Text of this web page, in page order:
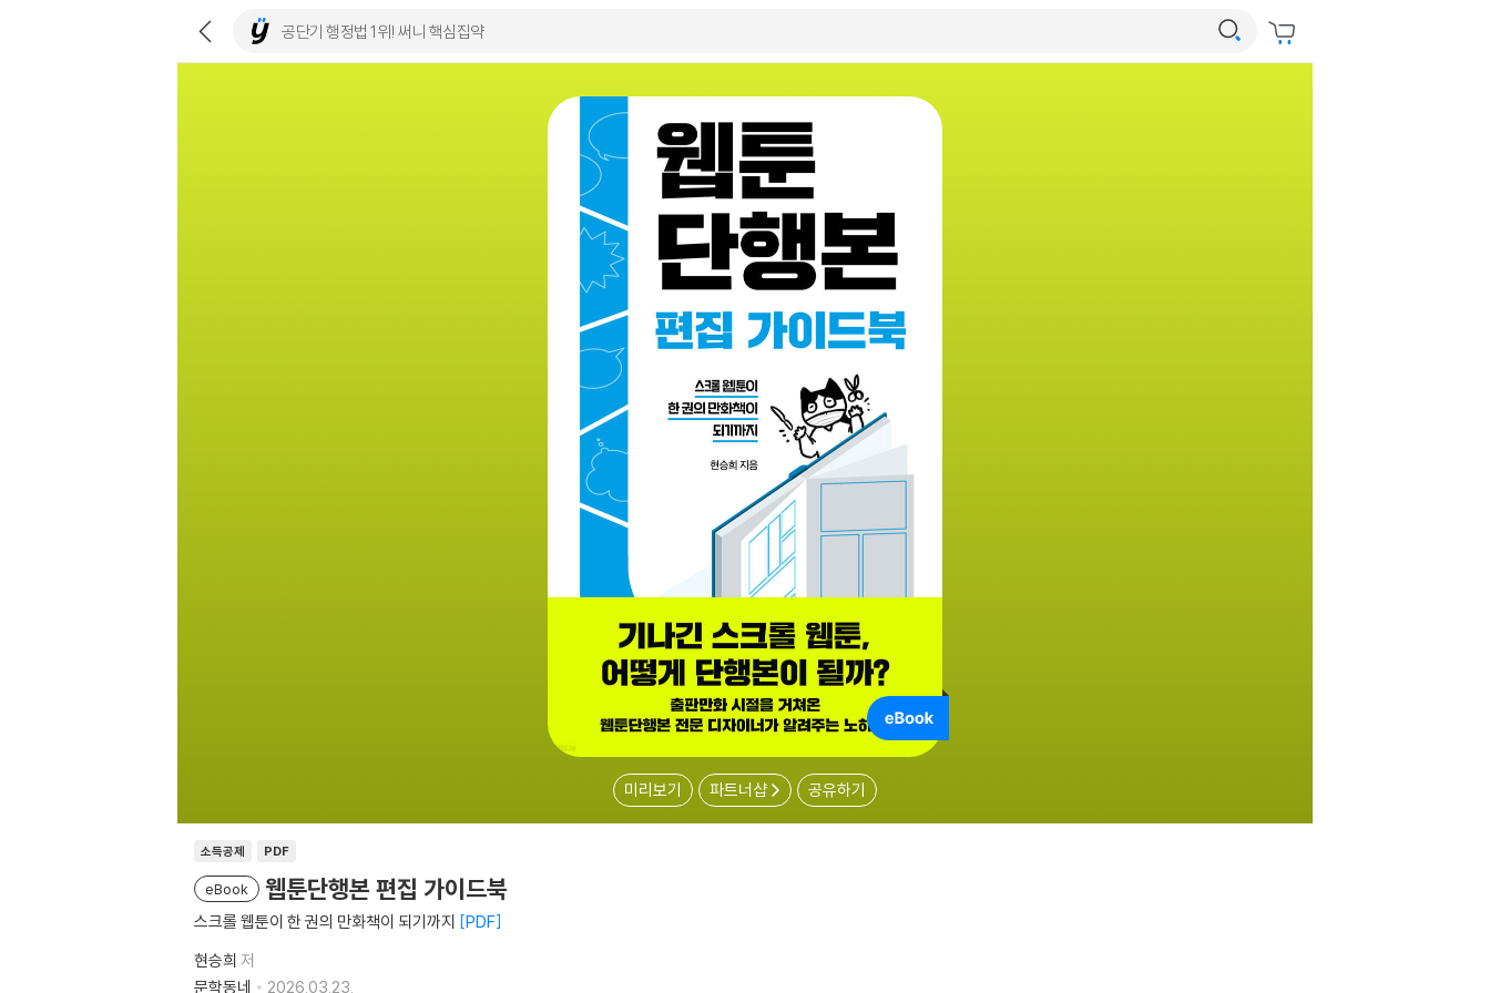
미리보기 파트너샵 공유하기
소득공제 PDF
eBook 웹툰단행본 편집 가이드북
스크롤 웹툰이 한 권의 만화책이 되기까지 PDF
현승희 저
문학동네
2026.03.23.